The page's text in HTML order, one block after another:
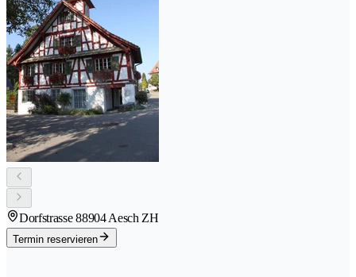
Dorfstrasse 88904 Aesch ZH
Termin reservieren